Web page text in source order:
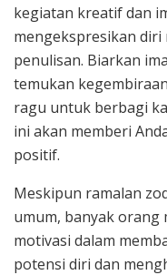
kegiatan kreatif dan
mengekspresikan diri
penulisan. Biarkan
temukan
ragu untuk berbagi
ini akan memberi
positif.
Meskipun ramalan
umum, banyak orang
motivasi dalam
potensi diri dan